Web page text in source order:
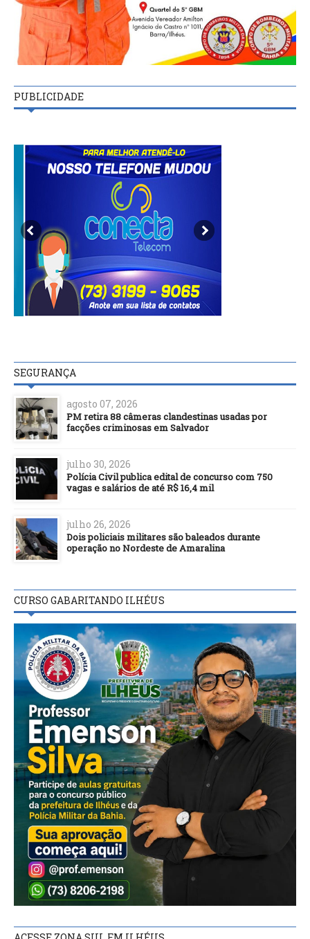
PUBLICIDADE
SEGURANÇA
agosto 07, 2026
PM retira 88 câmeras clandestinas usadas por
facções criminosas em Salvador
julho 30, 2026
Polícia Civil publica edital de concurso com 750
vagas e salários de até R$ 16,4 mil
julho 26, 2026
Dois policiais militares são baleados durante
operação no Nordeste de Amaralina
CURSO GABARITANDO ILHÉUS